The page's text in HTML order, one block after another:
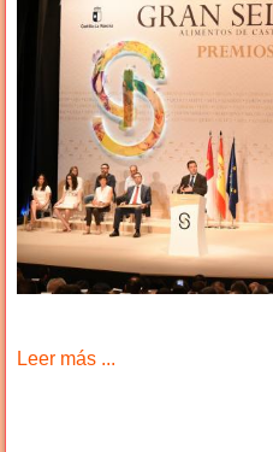
Leer más ...